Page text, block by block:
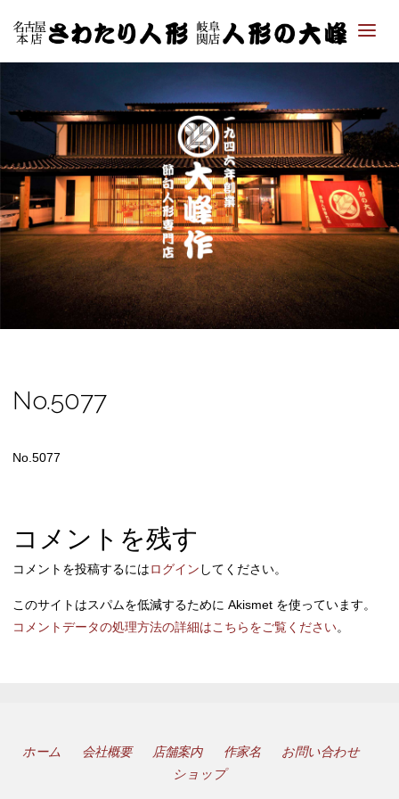
わた
の大
峰｜
ひな
人
形・
五月
人形
専門
店」
No.5077
No.5077
コメントを残す
コメントを投稿するにはログイン してください。
このサイトはスパムを低減するために Akismet を使っています。
コメントデータの処理方法の詳細はこちらをご覧ください。
ホーム 会社概要 店舗案内 作家名
お問い合わせ
ショップ